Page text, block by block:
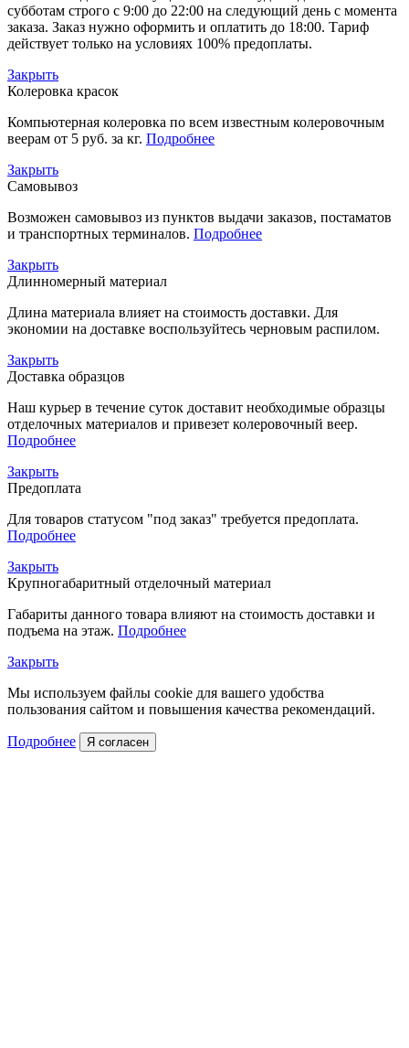
субботам строго с 9:00 до 22:00 на следующий день с момента
заказа. Заказ нужно оформить и оплатить до 18:00. Тариф
действует только на условиях 100% предоплаты.
Закрыть
Колеровка красок
Компьютерная колеровка по всем известным колеровочным
веерам от 5 руб. за кг. Подробнее
Закрыть
Самовывоз
Возможен самовывоз из пунктов выдачи заказов, постаматов
и транспортных терминалов. Подробнее
Закрыть
Длинномерный материал
Длина материала влияет на стоимость доставки. Для
экономии на доставке воспользуйтесь черновым распилом.
Закрыть
Доставка образцов
Наш курьер в течение суток доставит необходимые образцы
отделочных материалов и привезет колеровочный веер.
Подробнее
Закрыть
Предоплата
Для товаров статусом "под заказ" требуется предоплата.
Подробнее
Закрыть
Крупногабаритный отделочный материал
Габариты данного товара влияют на стоимость доставки и
подъема на этаж. Подробнее
Закрыть
Мы используем файлы cookie для вашего удобства
пользования сайтом и повышения качества рекомендаций.
Подробнее Я согласен